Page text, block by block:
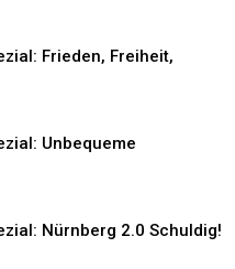
Frieden, Freiheit,
Unbequeme
Nürnberg 2.0 Schuldig!